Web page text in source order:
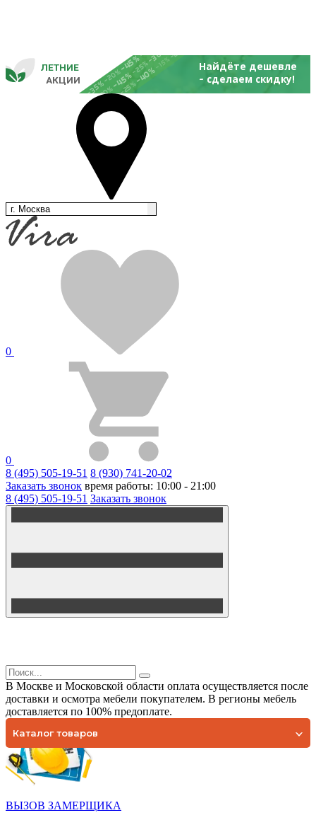
-20%
-25%
-45%
-35%-20%
-25%
-45%
-30%
-15%
-20%
-25%
-40%
АКЦИИ
ЛЕТНИЕ Найдёте дешевле
- сделаем
г. Москва
0
0
8 (495) 505-19-51 8 (930) 741-20-02
Заказать звонок время работы: 10:00 - 21:00
8 (495) 505-19-51 Заказать звонок
В Москве и Московской области оплата осуществляется после
доставки и осмотра мебели покупателем. В регионы мебель
доставляется по 100% предоплате.
Каталог товаров
ВЫЗОВ ЗАМЕРЩИКА